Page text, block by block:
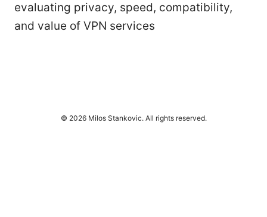
evaluating privacy, speed, compatibility,
and value of VPN services
© 2026 Milos Stankovic. All rights reserved.